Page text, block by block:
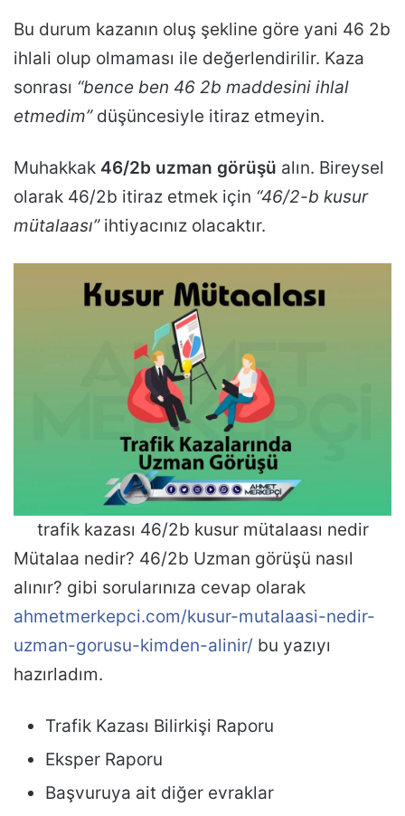
Bu durum kazanın oluş şekline göre yani 46 2b
ihlali olup olmaması ile değerlendirilir. Kaza
sonrası “bence ben 46 2b maddesini ihlal
etmedim”düşüncesiyle itiraz etmeyin.
Muhakkak 46/2b uzman görüşü alın. Bireysel
olarak 46/2b itiraz etmek için “46/2-b kusur
mütalaası”ihtiyacınız olacaktır.
trafik kazası 46/2b kusur mütalaası nedir
Mütalaa nedir? 46/2b Uzman görüşü nasıl
alınır? gibi sorularınıza cevap olarak
ahmetmerkepci.com/kusur-mutalaasi-nedir-
uzman-gorusu-kimden-alinir/ bu yazıyı
hazırladım.
Trafik Kazası Bilirkişi Raporu
Eksper Raporu
Başvuruya ait diğer evraklar